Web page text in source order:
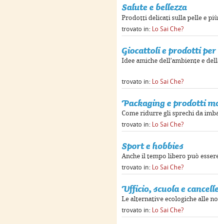
Salute e bellezza
Prodotti delicati sulla pelle e
trovato in:
Lo Sai Che?
Giocattoli e prodotti
Idee amiche dell’ambiente e
trovato in: Lo Sai Che?
Packaging e prodotti
Come ridurre gli sprechi da
trovato in:
Lo Sai Che?
Sport e hobbies
Anche il tempo libero può
trovato in: Lo Sai Che?
Ufficio, scuola e
Le alternative ecologiche alle
trovato in: Lo Sai Che?